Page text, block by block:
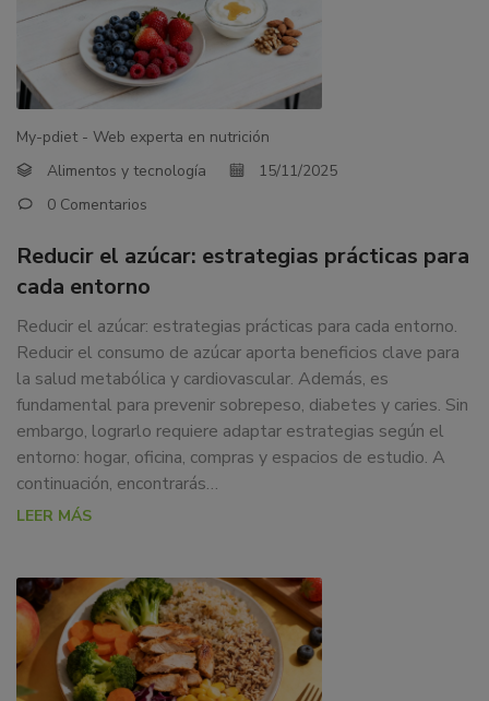
My-pdiet - Web experta en nutrición
Alimentos y tecnología
15/11/2025
0 Comentarios
Reducir el azúcar: estrategias prácticas para
cada entorno
Reducir el azúcar: estrategias prácticas para cada entorno.
Reducir el consumo de azúcar aporta beneficios clave para
la salud metabólica y cardiovascular. Además, es
fundamental para prevenir sobrepeso, diabetes y caries. Sin
embargo, lograrlo requiere adaptar estrategias según el
entorno: hogar, oficina, compras y espacios de estudio. A
continuación, encontrarás…
LEER MÁS